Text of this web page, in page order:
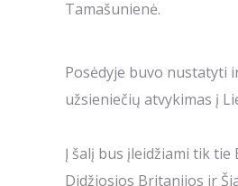
Tamašunienė.
Posėdyje buvo nustatyti
užsieniečių atvykimas į
Į šalį bus įleidžiami tik tie
Didžiosios Britanijos ir